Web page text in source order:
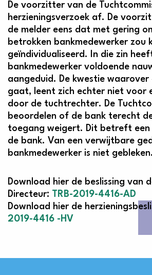
De voorzitter van de
herzieningsverzoek af. De
de melder eens dat met gering
betrokken bankmedewerker zou
geïndividualiseerd. In die zin
bankmedewerker voldoende
aangeduid. De kwestie waarover
gaat, leent zich echter niet voor
door de tuchtrechter. De
beoordelen of de bank terecht
toegang weigert. Dit betreft een
de bank. Van een verwijtbare
bankmedewerker is niet gebleken.
Download hier de beslissing van
Directeur: TRB-2019-4416-AD
Download hier de
2019-4416 -HV